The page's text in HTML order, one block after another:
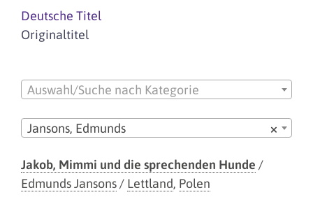
Deutsche Titel
Originaltitel
Auswahl/Suche nach Kategorie
×
Jansons, Edmunds
Jakob, Mimmi und die sprechenden Hunde /
Edmunds Jansons/ Lettland, Polen